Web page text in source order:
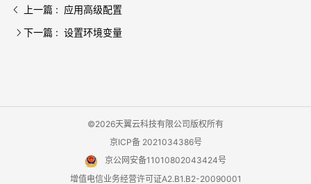
上一篇 : 应用高级配置
下一篇 : 设置环境变量
©2026天翼云科技有限公司版权所有
京ICP备 2021034386号
京公网安备11010802043424号
增值电信业务经营许可证A2.B1.B2-20090001